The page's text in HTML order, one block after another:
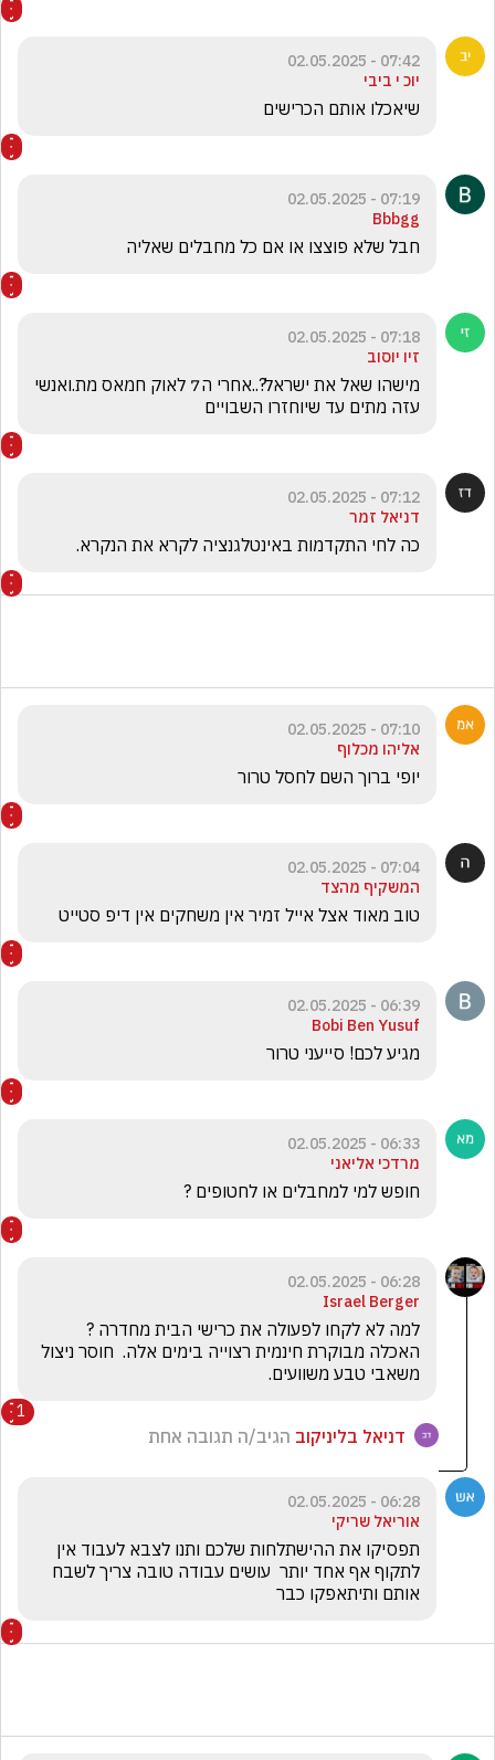
07:42 - 02.05.2025
יוכ י ביבי
שיאכלו אותם הכרישים
07:19 - 02.05.2025
Bbbgg
חבל שלא פוצצו או אם כל מחבלים שאליה
07:18 - 02.05.2025
זיו יוסוב
עזה מתים עד שיוחזרו השבויים
07:12 - 02.05.2025
דניאל זמר
כה לחי התקדמות באינטלגנציה לקרא את הנקרא.
07:10 - 02.05.2025
אליהו מכלוף
יופי ברוך השם לחסל טרור
07:04 - 02.05.2025
המשקיף מהצד
טוב מאוד אצל אייל זמיר אין משחקים אין דיפ סטייט
06:39 - 02.05.2025
Bobi Ben Yusuf
מגיע לכם! סייעני טרור
06:33 - 02.05.2025
מרדכי אליאני
חופש למי למחבלים או לחטופים ?
06:28 - 02.05.2025
Israel Berger
משאבי טבע משוועים.
1
דניאל בליניקוב הגיב/ה תגובה אחת
06:28 - 02.05.2025
אוריאל שריקי
אותם ותיתאפקו כבר